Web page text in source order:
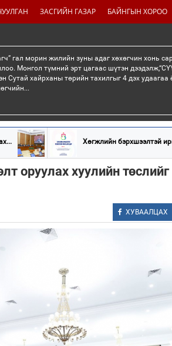
ЗАСГИЙН ГАЗАР БАЙНГЫН ХОРОО
гал морин жилийн зуны адаг хөхөгчин хонь
Монгол түмний эрт цагаас шүтэн
Сутай хайрханы төрийн тахилгыг 4 дэх
Хөгжлийн бэрхшээлтэй
оруулах хуулийн
ХУВААЛЦАХ